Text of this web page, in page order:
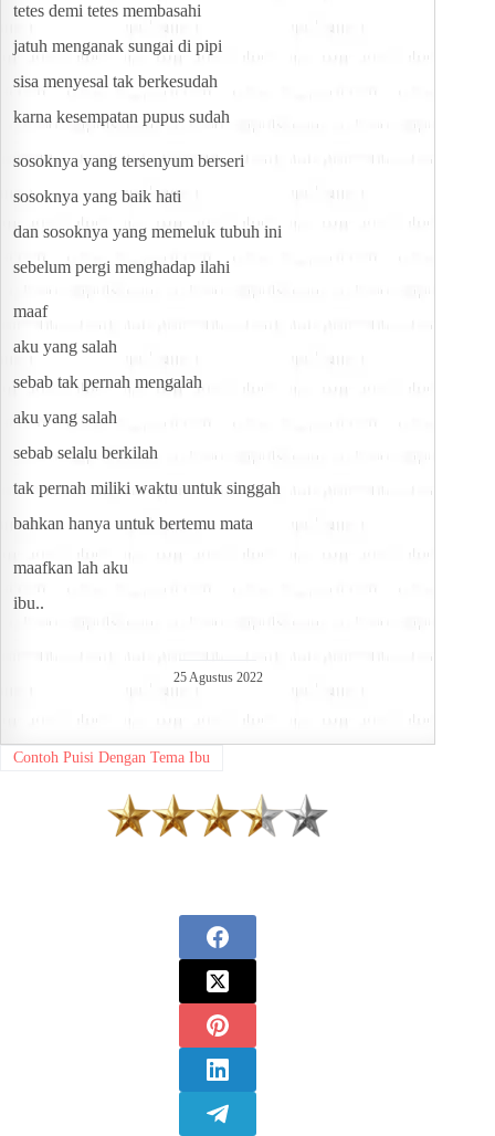
tetes demi tetes membasahi
jatuh menganak sungai di pipi
sisa menyesal tak berkesudah
karna kesempatan pupus sudah
sosoknya yang tersenyum berseri
sosoknya yang baik hati
dan sosoknya yang memeluk tubuh ini
sebelum pergi menghadap ilahi
maaf
aku yang salah
sebab tak pernah mengalah
aku yang salah
sebab selalu berkilah
tak pernah miliki waktu untuk singgah
bahkan hanya untuk bertemu mata
maafkan lah aku
ibu..
25 Agustus 2022
Contoh Puisi Dengan Tema Ibu